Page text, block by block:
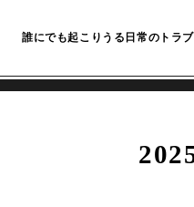
誰にでも起こりうる日常のトラ